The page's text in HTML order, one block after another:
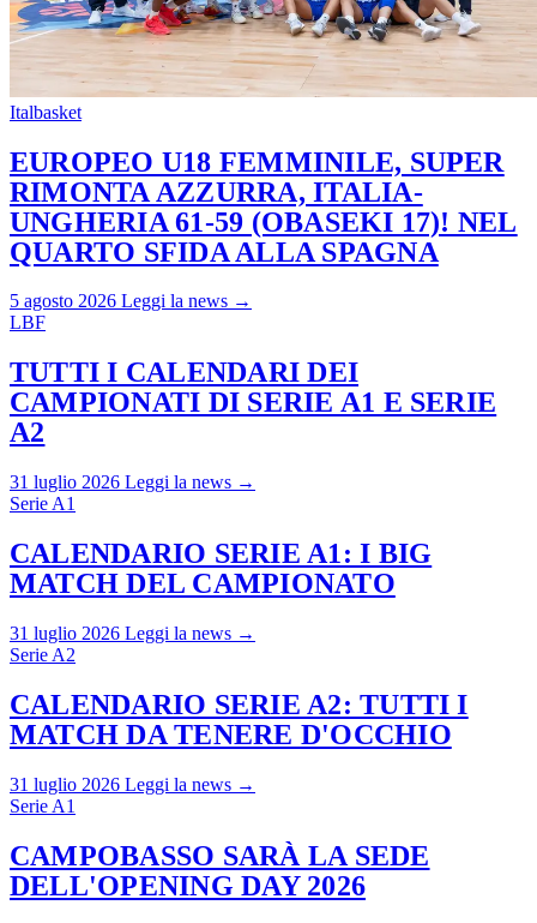
Italbasket
EUROPEO U18 FEMMINILE, SUPER
RIMONTA AZZURRA, ITALIA-
UNGHERIA 61-59 (OBASEKI 17)! NEL
QUARTO SFIDA ALLA SPAGNA
5 agosto 2026 Leggi la news →
LBF
TUTTI I CALENDARI DEI
CAMPIONATI DI SERIE A1 E SERIE
A2
31 luglio 2026 Leggi la news →
Serie A1
CALENDARIO SERIE A1: I BIG
MATCH DEL CAMPIONATO
31 luglio 2026 Leggi la news →
Serie A2
CALENDARIO SERIE A2: TUTTI I
MATCH DA TENERE D'OCCHIO
31 luglio 2026 Leggi la news →
Serie A1
CAMPOBASSO SARÀ LA SEDE
DELL'OPENING DAY 2026